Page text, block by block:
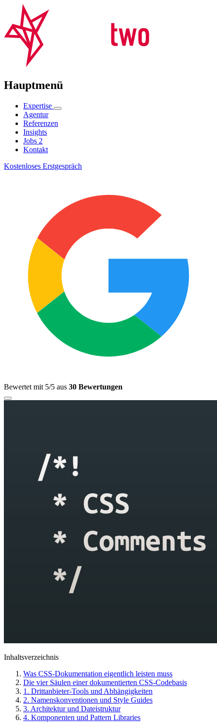
Hauptmenü
Expertise
Agentur
Referenzen
Insights
Jobs 2
Kontakt
Kostenloses Erstgespräch
Bewertet mit 5/5 aus 30 Bewertungen
Inhaltsverzeichnis
Was CSS-Dokumentation eigentlich leisten muss
Die vier Säulen einer dokumentierten CSS-Codebasis
1. Drittanbieter-Tools und Abhängigkeiten
2. Namenskonventionen und Style Guides
3. Architektur und Dateistruktur
4. Komponenten und Pattern Libraries